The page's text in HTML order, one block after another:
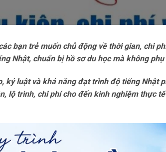
bạn trẻ muốn chủ động về thời gian, chi
Nhật, chuẩn bị hồ sơ du học mà không
luật và khả năng đạt trình độ tiếng Nhật
lộ trình, chi phí cho đến kinh nghiệm thực